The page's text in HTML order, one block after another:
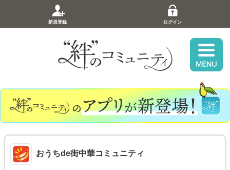
新規登録 ログイン
おうちde街中華コミュニティ